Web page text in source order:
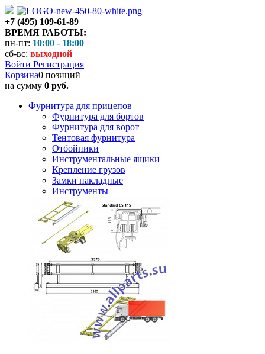
+7 (495) 109-61-89
ВРЕМЯ РАБОТЫ:
пн-пт: 10:00 - 18:00
сб-вс: выходной
Войти Регистрация
Корзина0 позиций
на сумму 0 руб.
Фурнитура для прицепов
Фурнитура для бортов
Фурнитура для ворот
Тентовая фурнитура
Отбойники
Инструментальные ящики
Крепление грузов
Замки накладные
Инструменты